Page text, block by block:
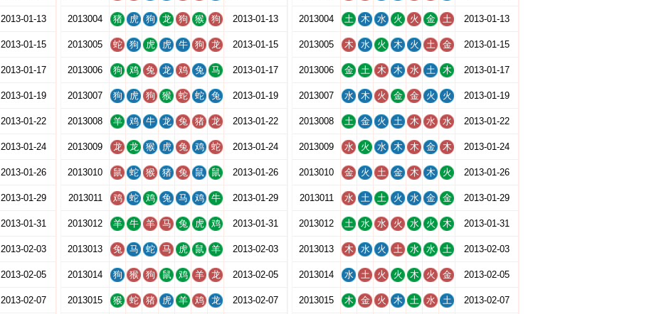
2013-01-13
2013-01-15
2013-01-17
2013-01-19
2013-01-22
2013-01-24
2013-01-26
2013-01-29
2013-01-31
2013-02-03
2013-02-05
2013-02-07
2013004 猪 虎 狗 龙 狗 猴 狗 2013-01-13
2013005 蛇 狗 虎 虎 牛 狗 龙 2013-01-15
2013006 狗 鸡 兔 龙 鸡 兔 马 2013-01-17
2013007 狗 虎 狗 猴 蛇 蛇 兔 2013-01-19
2013008 羊 鸡 牛 龙 兔 猪 龙 2013-01-22
2013009 龙 龙 猴 虎 兔 鸡 蛇 2013-01-24
2013010 鼠 蛇 猴 猪 兔 鼠 鼠 2013-01-26
2013011 鸡 蛇 鸡 兔 马 鸡 牛 2013-01-29
2013012 羊 牛 羊 马 兔 虎 鸡 2013-01-31
2013013 兔 马 蛇 马 虎 鼠 羊 2013-02-03
2013014 狗 猴 狗 鼠 鸡 羊 龙 2013-02-05
2013015 猴 蛇 猪 虎 羊 鸡 龙 2013-02-07
2013004 土 木 水 火 火 金 土 2013-01-13
2013005 木 水 火 木 火 土 金 2013-01-15
2013006 金 土 木 木 水 土 木 2013-01-17
2013007 水 木 火 金 金 火 火 2013-01-19
2013008 土 金 火 土 木 水 水 2013-01-22
2013009 水 火 水 木 木 金 木 2013-01-24
2013010 金 火 土 金 木 木 火 2013-01-26
2013011 水 土 土 火 水 金 金 2013-01-29
2013012 土 水 水 火 水 火 木 2013-01-31
2013013 木 水 火 土 水 水 土 2013-02-03
2013014 水 土 火 火 木 火 金 2013-02-05
2013015 木 金 火 木 土 水 土 2013-02-07